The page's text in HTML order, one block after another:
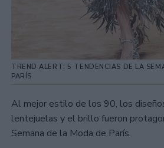
TREND ALERT: 5 TENDENCIAS DE LA
PARÍS
Al mejor estilo de los 90, los
lentejuelas y el brillo fueron
Semana de la Moda de París.